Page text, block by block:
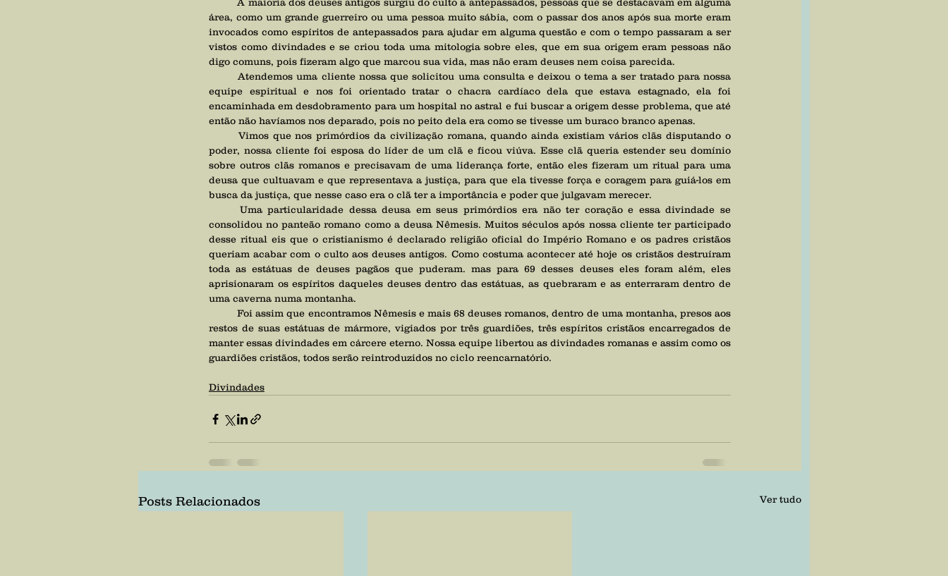
área, como um grande guerreiro ou uma pessoa muito sábia, com o passar dos anos após sua morte eram
invocados como espíritos de antepassados para ajudar em alguma questão e com o tempo passaram a ser
vistos como divindades e se criou toda uma mitologia sobre eles, que em sua origem eram pessoas não
digo comuns, pois fizeram algo que marcou sua vida, mas não eram deuses nem coisa parecida.
equipe espiritual e nos foi orientado tratar o chacra cardíaco dela que estava estagnado, ela foi
encaminhada em desdobramento para um hospital no astral e fui buscar a origem desse problema, que até
então não havíamos nos deparado, pois no peito dela era como se tivesse um buraco branco apenas.
poder, nossa cliente foi esposa do líder de um clã e ficou viúva. Esse clã queria estender seu domínio
sobre outros clãs romanos e precisavam de uma liderança forte, então eles fizeram um ritual para uma
deusa que cultuavam e que representava a justiça, para que ela tivesse força e coragem para guiá-los em
busca da justiça, que nesse caso era o clã ter a importância e poder que julgavam merecer.
consolidou no panteão romano como a deusa Nêmesis. Muitos séculos após nossa cliente ter participado
desse ritual eis que o cristianismo é declarado religião oficial do Império Romano e os padres cristãos
queriam acabar com o culto aos deuses antigos. Como costuma acontecer até hoje os cristãos destruíram
toda as estátuas de deuses pagãos que puderam. mas para 69 desses deuses eles foram além, eles
aprisionaram os espíritos daqueles deuses dentro das estátuas, as quebraram e as enterraram dentro de
uma caverna numa montanha.
	Foi assim que encontramos Nêmesis e mais 68 deuses romanos, dentro de uma montanha, presos aos
restos de suas estátuas de mármore, vigiados por três guardiões, três espíritos cristãos encarregados de
manter essas divindades em cárcere eterno. Nossa equipe libertou as divindades romanas e assim como os
guardiões cristãos, todos serão reintroduzidos no ciclo reencarnatório.
Divindades
Posts Relacionados Ver tudo